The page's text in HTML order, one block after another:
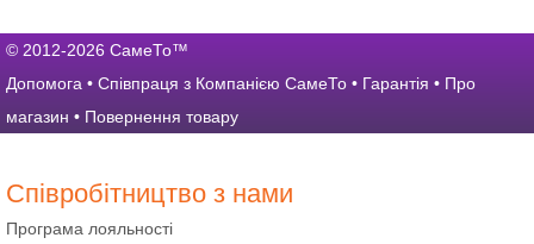
© 2012-2026 СамеТо™
Допомога • Співпраця з Компанією СамеТо • Гарантія • Про
магазин • Повернення товару
Співробітництво з нами
Програма лояльності